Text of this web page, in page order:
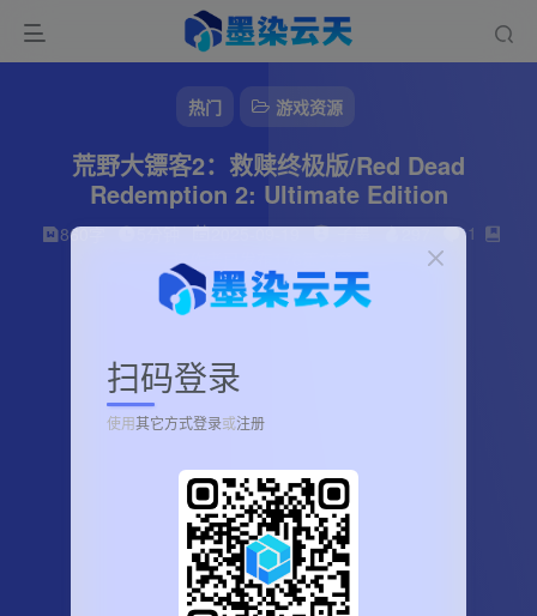
热门 游戏资源
荒野大镖客2：救赎终极版/Red Dead
Redemption 2: Ultimate Edition
860字 5分钟 2025-09-19 子墨 297
1
该作者已发布176篇文章
扫码登录
使用其它方式登录或注册